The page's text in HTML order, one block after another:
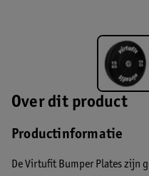
Over dit product
Productinformatie
De Virtufit Bumper Plates zijn